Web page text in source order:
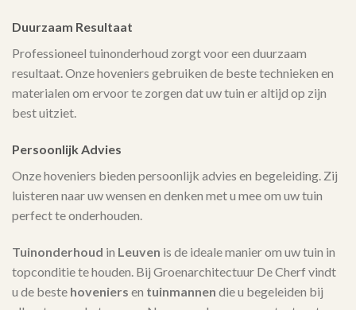
Duurzaam Resultaat
Professioneel tuinonderhoud zorgt voor een duurzaam
resultaat. Onze hoveniers gebruiken de beste technieken en
materialen om ervoor te zorgen dat uw tuin er altijd op zijn
best uitziet.
Persoonlijk Advies
Onze hoveniers bieden persoonlijk advies en begeleiding. Zij
luisteren naar uw wensen en denken met u mee om uw tuin
perfect te onderhouden.
Tuinonderhoud in Leuven is de ideale manier om uw tuin in
topconditie te houden. Bij Groenarchitectuur De Cherf vindt
u de beste hoveniers en tuinmannen die u begeleiden bij